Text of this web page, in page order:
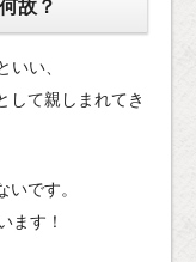
故？
いい、
して親しまれてき
です。
ます！